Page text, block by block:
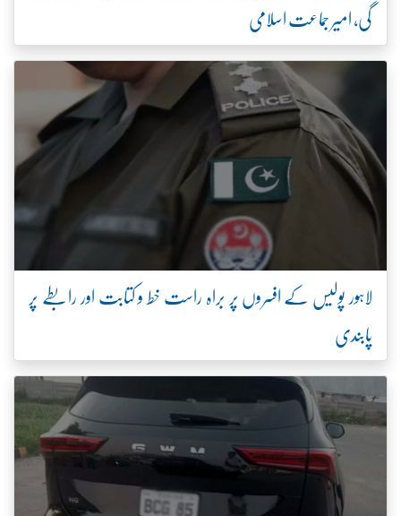
گی، امیر جماعت اسلامی
لاہور پولیس کے افسروں پر براہ راست خط و کتابت اور رابطے پر
پابندی